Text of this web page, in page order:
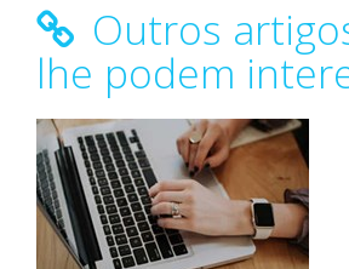
Outros
lhe podem